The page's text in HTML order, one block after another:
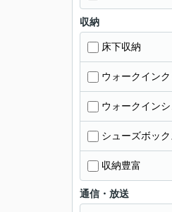
収納
床下収納
ウォークイン
ウォークイン
シューズボック
収納豊富
通信・放送